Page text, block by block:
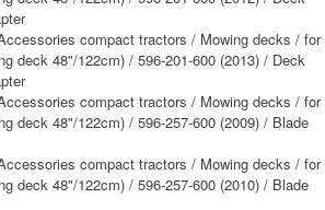
compact tractors / Mowing decks / for
deck 48"/122cm) / 596-201-600 (2013) / Deck
compact tractors / Mowing decks / for
deck 48"/122cm) / 596-257-600 (2009) / Blade
compact tractors / Mowing decks / for
deck 48"/122cm) / 596-257-600 (2010) / Blade